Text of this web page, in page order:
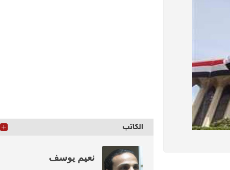
الكاتب
نعيم يوسف